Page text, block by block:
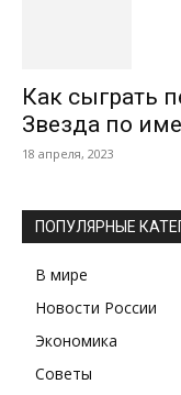
Как сыграть
Звезда по
18 апреля, 2023
ПОПУЛЯРНЫЕ
В мире
Новости России
Экономика
Советы